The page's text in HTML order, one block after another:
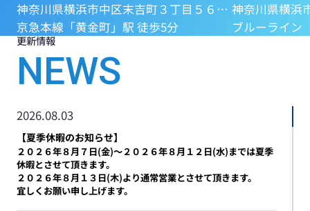
神奈川県横浜市中区末吉町３丁目５６－１
京急本線「黄金町」駅 徒歩5分
神奈川県横浜
更新情報
NEWS
2026.08.03
【夏季休暇のお知らせ】
２０２６年８月７日(金)～２０２６年８月１２日(水)までは夏季
休暇とさせて頂きます。
２０２６年８月１３日(木)より通常営業とさせて頂きます。
宜しくお願い申し上げます。